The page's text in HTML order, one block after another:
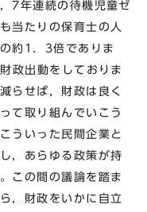
7年連続の待機児童ゼ
当たりの保育士の人
約1．3倍でありま
政出動をしておりま
らせば，財政は良く
て取り組んでいこう
ういった民間企業と
，あらゆる政策が持
この間の議論を踏ま
，財政をいかに自立